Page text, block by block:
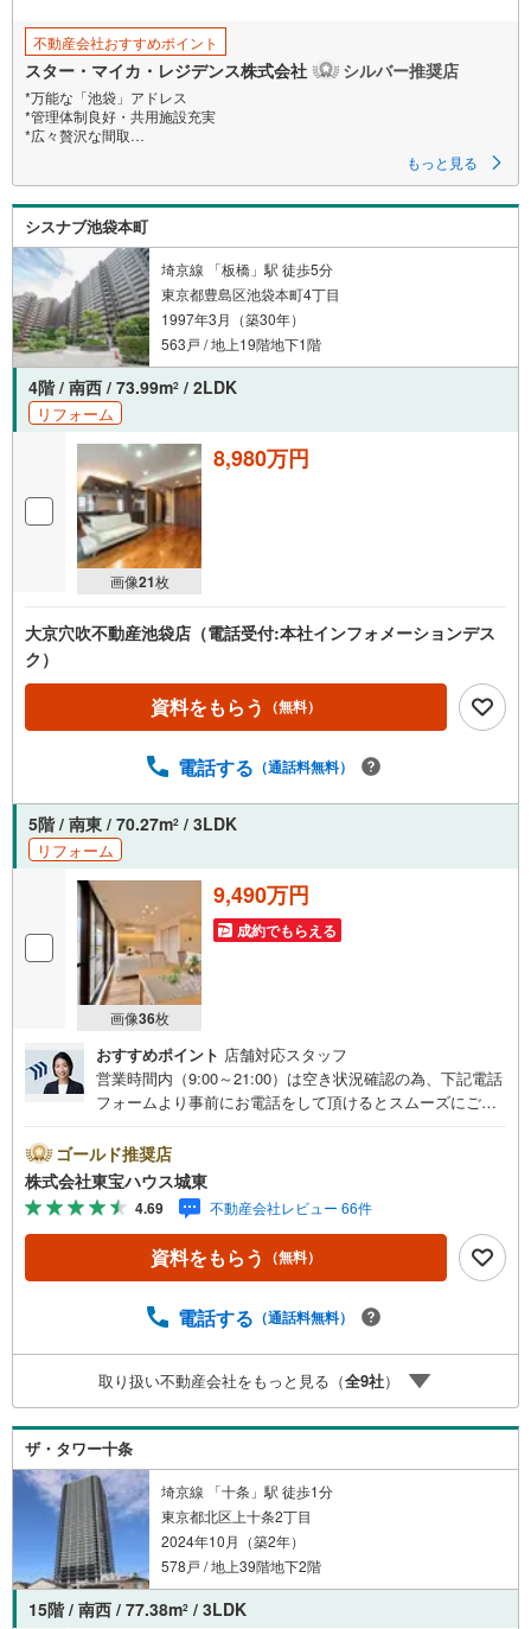
不動産会社おすすめポイント
スター・マイカ・レジデンス株式会社 シルバー推奨店
*万能な「池袋」アドレス
*管理体制良好・共用施設充実
*広々贅沢な間取
当日の見学も可能です。
人気物件には特に問い合わせが集中するため、お早めにお電話ください。
上記時間はお電話が繋がりやすくなっております。
「室内・現地を見学する」ボタンよりご予約いただくとご見学がスムーズ
です。
【弊社について】
スター・マイカ・レジデンスは、スター・マイカ・ホールディングス
（東証プライム上場）のグループ会社です。
【各種ご相談も承っております】
・引越し業者のご紹介や、入居後オプションサポート
・税金、住宅ローンについて
・FPによるライフプランシュミレーション
----Yahoo！ 不動産キャンペーン対象店舗----
当店で物件を成約するとPayPayボーナスがもらえる
「Yahoo！不動産物件ご成約キャンペーン」の対象になります。
※yahoo！JAPAN IDでログインしてください
※Pay Payボーナスは出金と譲渡はできません
もっと見る
シスナブ池袋本町
埼京線 「板橋」駅 徒歩5分
東京都豊島区池袋本町4丁目
1997年3月（築30年）
563戸 / 地上19階地下1階
4階 / 南西 / 73.99m2 / 2LDK
リフォーム
画像21枚
8,980万円
大京穴吹不動産池袋店（電話受付:本社インフォメーションデス
ク）
資料をもらう （無料）
電話する （通話料無料）
5階 / 南東 / 70.27m2 / 3LDK
リフォーム
画像36枚
9,490万円
成約でもらえる
おすすめポイント 店舗対応スタッフ
営業時間内（9:00～21:00）は空き状況確認の為、下記電話
フォームより事前にお電話をして頂けるとスムーズにご案
カレンダーの作成▽ご購入後もお客様の人生のパートナー
として暮らしの「安心」を守り続けます。【Yahoo！ 不動
産キャンペーン対象店舗】当店で物件を成約するとPayPay
ボーナスライトがもらえる「Yahoo！ 不動産 物件ご成約キ
ャンペーン」の対象になります。「資料をもらう」「見学
予約をする」ボタンからお問い合わせください。※必ずYah
スライトは出金と譲渡はできません。ご案内・詳細な資料
時受け付けております！■頭金0円からのご購入可能です■
（諸費用もOK）お気軽にお問い合わせください。
ゴールド推奨店
株式会社東宝ハウス城東
4.69 不動産会社レビュー 66件
資料をもらう （無料）
電話する （通話料無料）
取り扱い不動産会社をもっと見る（全9社）
ザ・タワー十条
埼京線 「十条」駅 徒歩1分
東京都北区上十条2丁目
2024年10月（築2年）
578戸 / 地上39階地下2階
15階 / 南西 / 77.38m2 / 3LDK